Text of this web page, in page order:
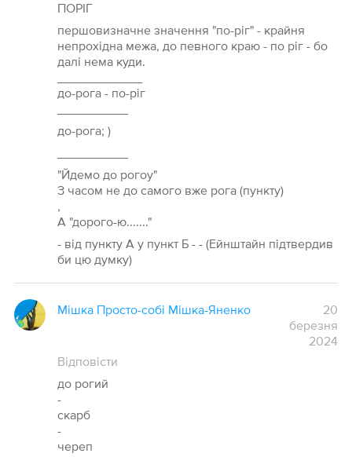
ПОРІГ
першовизначне значення "по-ріг" - крайня
непрохідна межа, до певного краю - по ріг - бо
далі нема куди.
до-рога - по-ріг
до-рога; )
"Йдемо до рогоу"
З часом не до самого вже рога (пункту)
,
А "дорого-ю......."
- від пункту А у пункт Б - - (Ейнштайн підтвердив
би цю думку)
Мішка Просто-собі Мішка-Яненко
20
березня
2024
Відповісти
до рогий
-
скарб
-
череп